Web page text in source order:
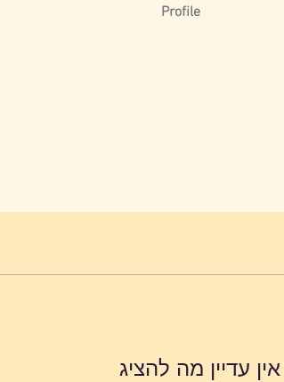
אין עדיין מה להציג
Profile